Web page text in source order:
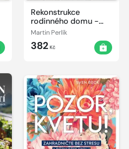
Rekonstrukce
rodinného domu -
100+10 tipů, 4.,
aktualizované vydání
Martin Perlík
382 Kč